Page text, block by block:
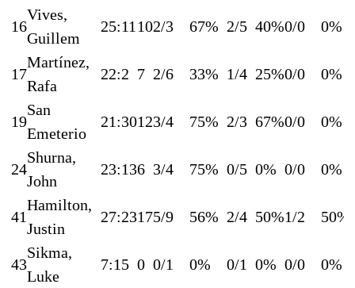
16
Vives,
Guillem
25:11 102/3 67% 2/5 40%0/0 0%
17
Martínez,
Rafa
22:2 7 2/6 33% 1/4 25%0/0 0%
19
San
Emeterio
21:30123/4 75% 2/3 67%0/0 0%
24
Shurna,
John
23:136 3/4 75% 0/5 0% 0/0 0%
41
Hamilton,
Justin
27:23175/9 56% 2/4 50%1/2 50%
43
Sikma,
Luke
7:15 0 0/1 0% 0/1 0% 0/0 0%